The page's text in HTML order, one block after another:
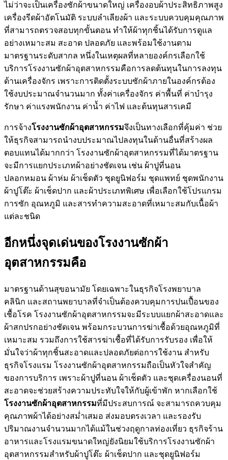
ไม่ว่าจะเป็นเครื่องซักผ้าขนาดใหญ่ เครื่องอบผ้าประสิทธิภาพสูง
เครื่องรีดผ้าอัตโนมัติ ระบบลำเลียงผ้า และระบบควบคุมคุณภาพ
ที่สามารถตรวจสอบทุกขั้นตอน ทำให้ผ้าทุกชิ้นได้รับการดูแล
อย่างเหมาะสม สะอาด ปลอดภัย และพร้อมใช้งานตาม
มาตรฐานระดับสากล หนึ่งในเหตุผลที่หลายองค์กรเลือกใช้
บริการโรงงานซักผ้าอุตสาหกรรมคือการลดต้นทุนในการลงทุน
ด้านเครื่องจักร เพราะการติดตั้งระบบซักผ้าภายในองค์กรต้อง
ใช้งบประมาณจำนวนมาก ทั้งค่าเครื่องจักร ค่าพื้นที่ ค่าบำรุง
รักษา ค่าแรงพนักงาน ค่าน้ำ ค่าไฟ และต้นทุนสารเคมี
การจ้างโรงงานซักผ้าอุตสาหกรรมจึงเป็นทางเลือกที่คุ้มค่า ช่วย
ให้ธุรกิจสามารถนำงบประมาณไปลงทุนในด้านอื่นที่สร้างผล
ตอบแทนได้มากกว่า โรงงานซักผ้าอุตสาหกรรมที่ได้มาตรฐาน
จะมีการแยกประเภทผ้าอย่างชัดเจน เช่น ผ้าปูที่นอน
ปลอกหมอน ผ้าห่ม ผ้าเช็ดตัว ชุดยูนิฟอร์ม ชุดแพทย์ ชุดพนักงาน
ผ้าปูโต๊ะ ผ้าเช็ดปาก และผ้าประเภทพิเศษ เพื่อเลือกใช้โปรแกรม
การซัก อุณหภูมิ และสารทำความสะอาดที่เหมาะสมกับเนื้อผ้า
แต่ละชนิด
อีกหนึ่งจุดเด่นของโรงงานซักผ้า
อุตสาหกรรมคือ
มาตรฐานด้านสุขอนามัย โดยเฉพาะในธุรกิจโรงพยาบาล
คลินิก และสถานพยาบาลที่จำเป็นต้องควบคุมการปนเปื้อนของ
เชื้อโรค โรงงานซักผ้าอุตสาหกรรมจะมีระบบแยกผ้าสะอาดและ
ผ้าสกปรกอย่างชัดเจน พร้อมกระบวนการฆ่าเชื้อด้วยอุณหภูมิที่
เหมาะสม รวมถึงการใช้สารฆ่าเชื้อที่ได้รับการรับรอง เพื่อให้
มั่นใจว่าผ้าทุกชิ้นสะอาดและปลอดภัยต่อการใช้งาน สำหรับ
ธุรกิจโรงแรม โรงงานซักผ้าอุตสาหกรรมถือเป็นหัวใจสำคัญ
ของการบริการ เพราะผ้าปูที่นอน ผ้าเช็ดตัว และชุดเครื่องนอนที่
สะอาดจะช่วยสร้างความประทับใจให้กับผู้เข้าพัก หากเลือกใช้
โรงงานซักผ้าอุตสาหกรรมที่มีประสบการณ์ จะสามารถควบคุม
คุณภาพผ้าได้อย่างสม่ำเสมอ ส่งมอบตรงเวลา และรองรับ
ปริมาณงานจำนวนมากได้แม้ในช่วงฤดูกาลท่องเที่ยว ธุรกิจร้าน
อาหารและโรงแรมขนาดใหญ่ยังนิยมใช้บริการโรงงานซักผ้า
อุตสาหกรรมสำหรับผ้าปูโต๊ะ ผ้าเช็ดปาก และชุดยูนิฟอร์ม